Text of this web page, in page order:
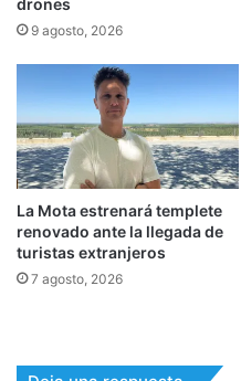
9 agosto, 2026
La Mota estrenará templete
renovado ante la llegada de
turistas extranjeros
7 agosto, 2026